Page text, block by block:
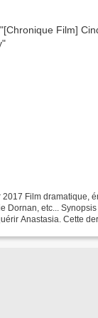
Film dramatique,
Dornan, etc... Synopsis
Anastasia. Cette